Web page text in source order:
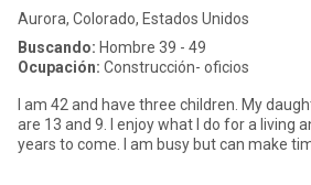
Aurora, Colorado, Estados Unidos
Buscando: Hombre 39 - 49
Ocupación: Construcción- oficios
I am 42 and have three children. My
are 13 and 9. I enjoy what I do for a living
years to come. I am busy but can make